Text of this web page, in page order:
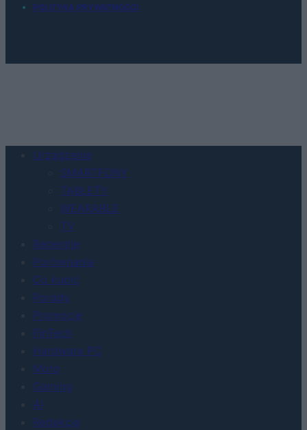
POLITYKA PRYWATNOŚCI
Urządzenia
SMARTFONY
TABLETY
WEARABLE
TV
Recenzje
Porównania
Co kupić
Porady
Promocje
FinTech
Hardware PC
Moto
Gaming
AI
Redakcja